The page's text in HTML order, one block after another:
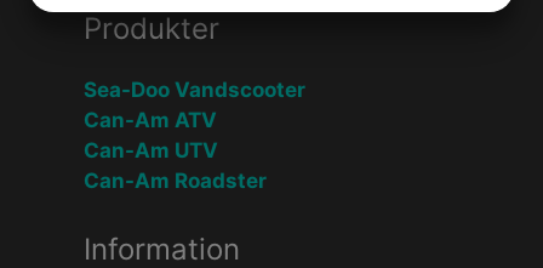
Produkter
Sea-Doo Vandscooter
Can-Am ATV
Can-Am UTV
Can-Am Roadster
Information
MARKETING